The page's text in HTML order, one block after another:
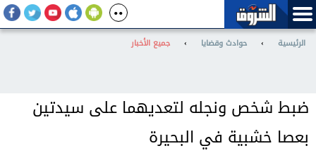
الرئيسية › حوادث وقضايا › جميع الأخبار
ضبط شخص ونجله لتعديهما على سيدتين
بعصا خشبية في البحيرة